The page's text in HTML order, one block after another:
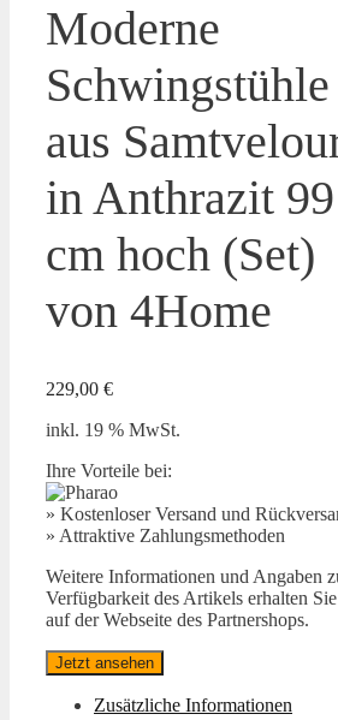
Moderne
Schwingstühle
aus
in Anthrazit 99
cm hoch (Set)
von 4Home
229,00 €
inkl. 19 % MwSt.
Ihre Vorteile bei:
» Kostenloser Versand und
» Attraktive Zahlungsmethoden
Weitere Informationen und Angaben
Verfügbarkeit des Artikels erhalten Sie
auf der Webseite des Partnershops.
Jetzt ansehen
Zusätzliche Informationen